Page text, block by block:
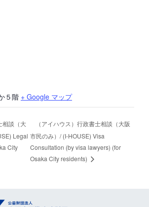
５階 + Google マップ
相談（大
Legal
City
（アイハウス）行政書士相談（大阪
市民のみ）/ (I-HOUSE) Visa
Consultation (by visa lawyers) (for
Osaka City residents)